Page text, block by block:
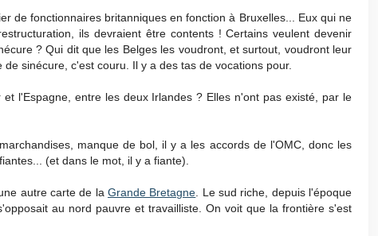
de fonctionnaires britanniques en fonction à Bruxelles... Eux qui ne
ils devraient être contents ! Certains veulent devenir
? Qui dit que les Belges les voudront, et surtout, voudront leur
sinécure, c'est couru. Il y a des tas de vocations pour.
l'Espagne, entre les deux Irlandes ? Elles n'ont pas existé, par le
manque de bol, il y a les accords de l'OMC, donc les
(et dans le mot, il y a fiante).
autre carte de la Grande Bretagne . Le sud riche, depuis l'époque
au nord pauvre et travailliste. On voit que la frontière s'est